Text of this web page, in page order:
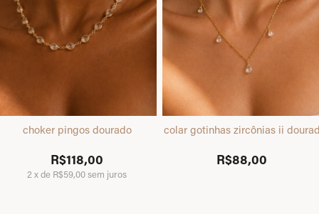
choker pingos dourado
R$118,00
2 xde R$59,00sem juros
colar gotinhas zircônias ii
R$88,00